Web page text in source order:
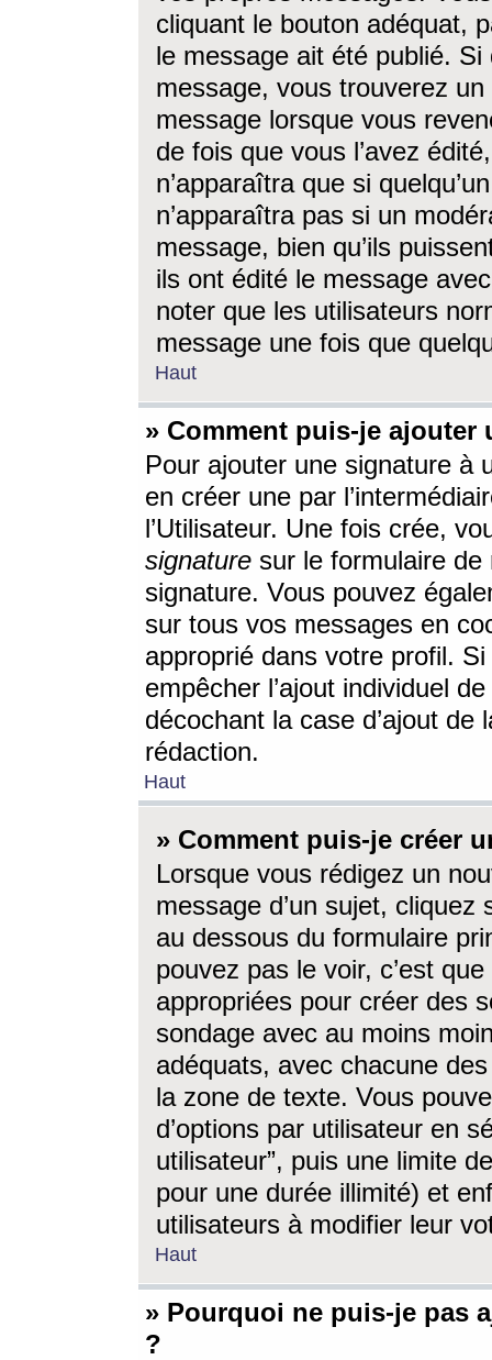
cliquant le bouton adéquat,
le message ait été publié. Si
message, vous trouverez
message lorsque vous
de fois que vous l’avez
n’apparaîtra que si
n’apparaîtra pas si un
message, bien qu’ils
ils ont édité le message
noter que les utilisateurs
message une fois que
Haut
» Comment puis-je ajouter
Pour ajouter une signature à
en créer une par
l’Utilisateur. Une fois crée,
signature sur le formulaire de
signature. Vous pouvez
sur tous vos messages en
approprié dans votre profil.
empêcher l’ajout individuel
décochant la case d’ajout
rédaction.
Haut
» Comment puis-je créer
Lorsque vous rédigez un
message d’un sujet, cliquez
au dessous du formulaire
pouvez pas le voir, c’est
appropriées pour créer des
sondage avec au moins
adéquats, avec chacune
la zone de texte. Vous
d’options par utilisateur en
utilisateur”, puis une limite
pour une durée illimité) et
utilisateurs à modifier leur
Haut
» Pourquoi ne puis-je pas
?